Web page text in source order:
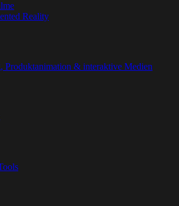
Reality
Produktanimation & interaktive Medien